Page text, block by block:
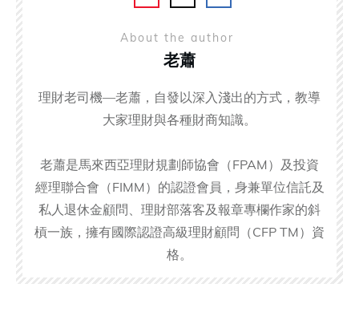
About the author
老蕭
理財老司機—老蕭，自發以深入淺出的方式，教導
大家理財與各種財商知識。
老蕭是馬來西亞理財規劃師協會（FPAM）及投資
經理聯合會（FIMM）的認證會員，身兼單位信託及
私人退休金顧問、理財部落客及報章專欄作家的斜
槓一族，擁有國際認證高級理財顧問（CFP TM）資
格。